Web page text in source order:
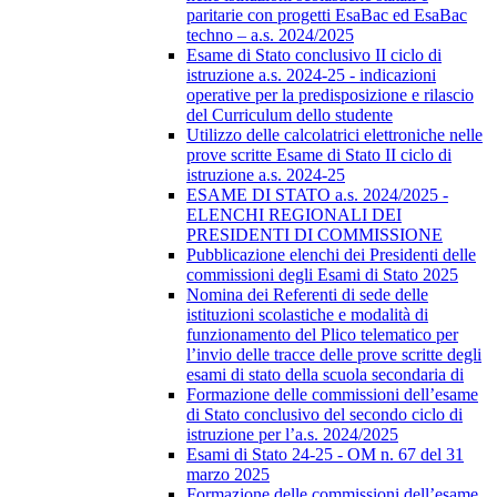
paritarie con progetti EsaBac ed EsaBac
techno – a.s. 2024/2025
Esame di Stato conclusivo II ciclo di
istruzione a.s. 2024-25 - indicazioni
operative per la predisposizione e rilascio
del Curriculum dello studente
Utilizzo delle calcolatrici elettroniche nelle
prove scritte Esame di Stato II ciclo di
istruzione a.s. 2024-25
ESAME DI STATO a.s. 2024/2025 -
ELENCHI REGIONALI DEI
PRESIDENTI DI COMMISSIONE
Pubblicazione elenchi dei Presidenti delle
commissioni degli Esami di Stato 2025
Nomina dei Referenti di sede delle
istituzioni scolastiche e modalità di
funzionamento del Plico telematico per
l’invio delle tracce delle prove scritte degli
esami di stato della scuola secondaria di
Formazione delle commissioni dell’esame
di Stato conclusivo del secondo ciclo di
istruzione per l’a.s. 2024/2025
Esami di Stato 24-25 - OM n. 67 del 31
marzo 2025